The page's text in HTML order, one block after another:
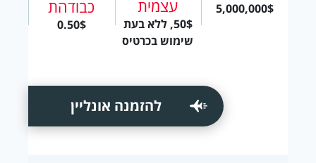
5,000,000$
עצמית
50$, ללא בעת
שימוש בכרטיס
כבודהת
0.50$
להזמנה אונליין